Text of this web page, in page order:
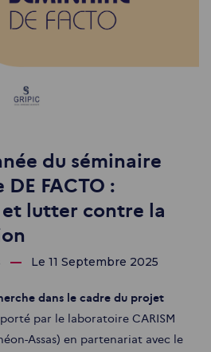
du séminaire
FACTO :
lutter contre la
Le 11 Septembre 2025
dans le cadre du projet
par le laboratoire CARISM
Assas) en partenariat avec le